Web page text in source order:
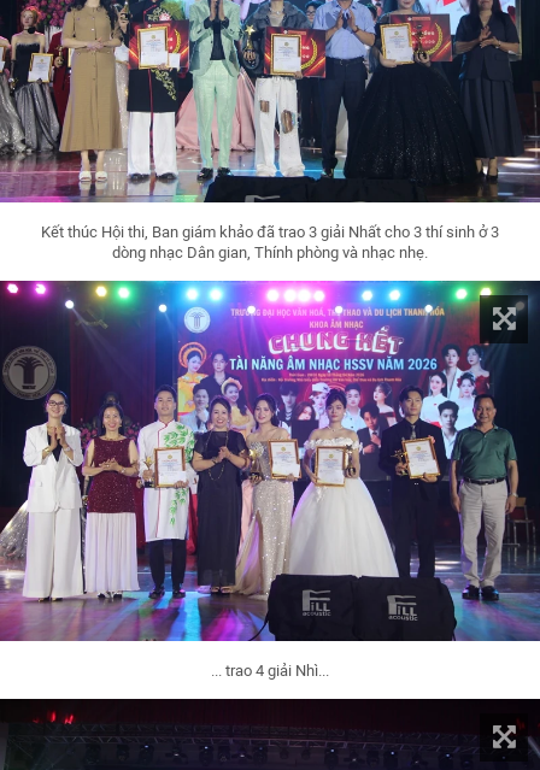
Kết thúc Hội thi, Ban giám khảo đã trao 3 giải Nhất cho 3 thí sinh ở 3
dòng nhạc Dân gian, Thính phòng và nhạc nhẹ.
... trao 4 giải Nhì...